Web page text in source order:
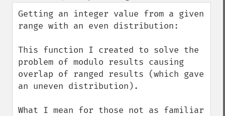
down
Getting an integer value from a given
range with an even distribution:
This function I created to solve the
problem of modulo results causing
overlap of ranged results (which gave
an uneven distribution).
What I mean for those not as familiar